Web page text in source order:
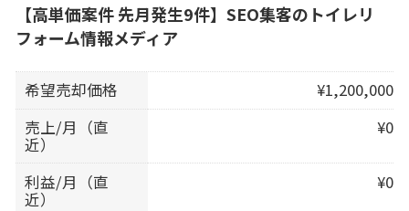
【高単価案件 先月発生9件】SEO集客のトイレリ
フォーム情報メディア
希望売却価格
¥1,200,000
売上/月（直
近）
¥0
利益/月（直
近）
¥0